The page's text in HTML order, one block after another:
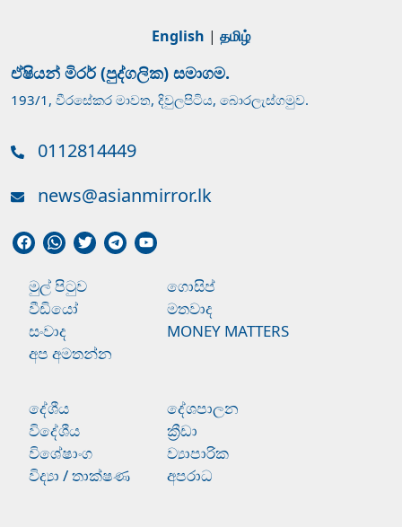
English | தமிழ்
ඒෂියන් මිරර් (පුද්ගලික) සමාගම.
193/1, වීරසේකර මාවත, දිවුලපිටිය, බොරලැස්ගමුව.
0112814449
news@asianmirror.lk
මුල් පිටුව
ගොසිප්
වීඩියෝ
මතවාද
සංවාද
MONEY MATTERS
අප අමතන්න
දේශීය
දේශපාලන
විදේශීය
ක්‍රීඩා
විශේෂාංග
ව්‍යාපාරික
විද්‍යා / තාක්ෂණ
අපරාධ